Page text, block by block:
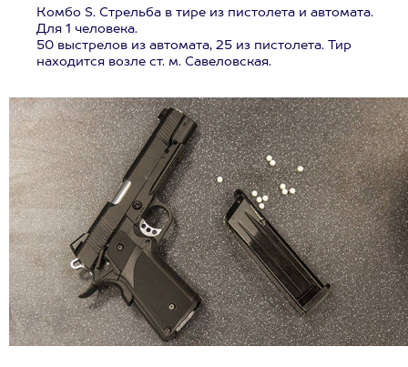
Комбо S. Стрельба в тире из пистолета и автомата.
Для 1 человека.
50 выстрелов из автомата, 25 из пистолета. Тир
находится возле ст. м. Савеловская.